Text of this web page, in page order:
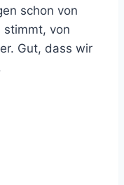
schon von
stimmt, von
Gut, dass wir